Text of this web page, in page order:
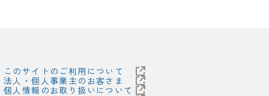
このサイトのご利用について
法人・個人事業主のお客さま
個人情報のお取り扱いについて